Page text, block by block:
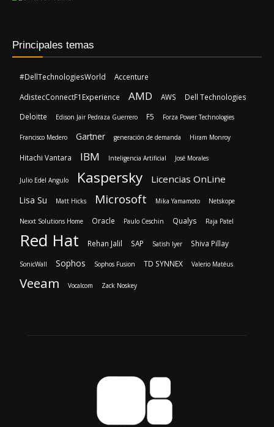
Principales temas
#DellTechnologiesWorld Accenture
AdistecConnectF1Experience AMD AWS
Dell Technologies
Deloitte
Edison Jair Pedraza Guerrero F5 Forza Power Technologies
Francisco Medero Gartner generación de demanda Hiram Monroy
Hitachi Vantara IBM Inteligencia Artificial José Morales
Julio Edel Angulo Kaspersky Licencias OnLine
Lisa Su Matt Hicks Microsoft Mika Yamamoto Netskope
Nexxt Solutions Home Oracle Paulo Ceschin Qualys Raja Patel
Red Hat Rehan Jalil SAP Satish Iyer Shiva Pillay
SonicWall Sophos Sophos Fusion TD SYNNEX Valerio Matéus
Veeam Vocalcom Zack Noskey